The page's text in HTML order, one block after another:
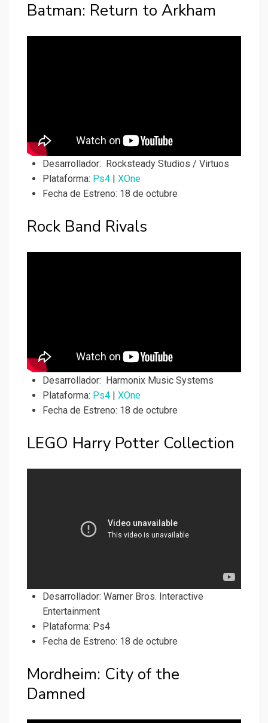
Batman: Return to Arkham
Desarrollador:
Rocksteady Studios / Virtuos
Plataforma: Ps4
XOne
Fecha de Estreno: 18 de octubre
Rock Band Rivals
Desarrollador: Harmonix Music Systems
Plataforma: Ps4 | XOne
Fecha de Estreno: 18 de octubre
LEGO Harry Potter Collection
Desarrollador: Warner Bros. Interactive
Entertainment
Plataforma: Ps4
Fecha de Estreno: 18 de octubre
Mordheim: City of the
Damned